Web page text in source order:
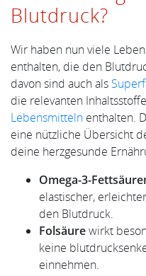
Blutdruck?
Wir haben nun viele
enthalten, die den
davon sind auch als
die relevanten
Lebensmitteln enthalten.
eine nützliche Übersicht
deine herzgesunde
Omega-3-
elastischer,
den Blutdruck.
Folsäurewirkt
keine
einnehmen.